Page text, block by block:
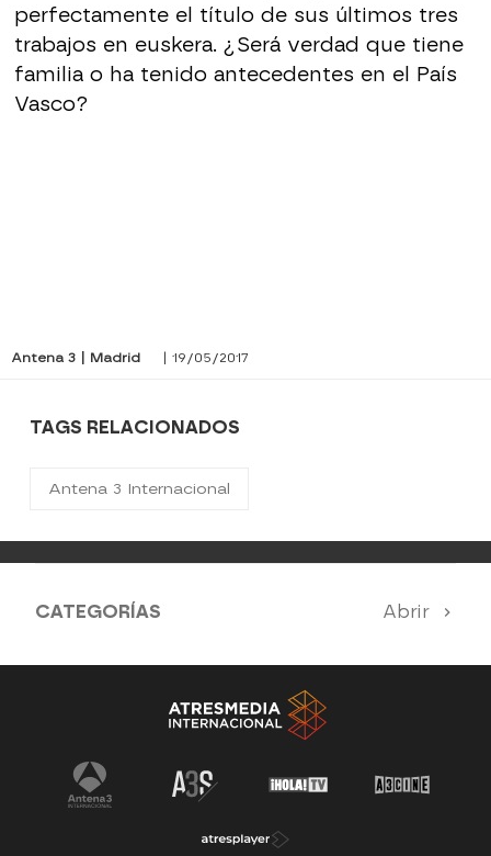
perfectamente el título de sus últimos tres
trabajos en euskera. ¿Será verdad que tiene
familia o ha tenido antecedentes en el País
Vasco?
Antena 3 | Madrid | 19/05/2017
TAGS RELACIONADOS
Antena 3 Internacional
CATEGORÍAS Abrir
Antena 3 Noticias El Hormiguero
La Ruleta de la Suerte Tu cara me suena
Pasapalabra